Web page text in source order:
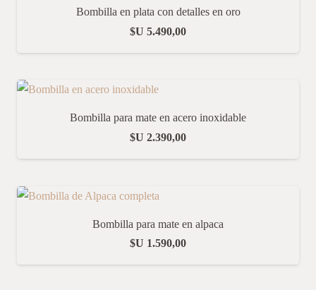
Bombilla en plata con detalles en oro
$U 5.490,00
Bombilla para mate en acero inoxidable
$U 2.390,00
Bombilla para mate en alpaca
$U 1.590,00